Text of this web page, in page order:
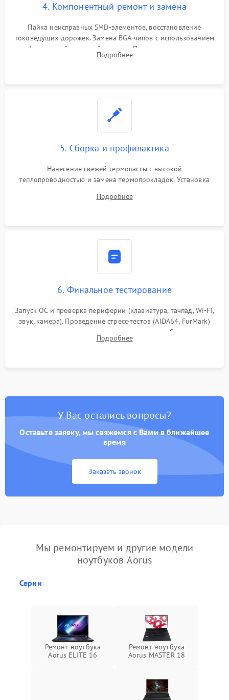
4. Компонентный ремонт и замена
Пайка неисправных SMD-элементов, восстановление
токоведущих дорожек. Замена BGA-чипов с использованием
инфракрасной паяльной станции. Прошивка микросхемы
BIOS или замена поврежденных портов USB
Подробнее
5. Сборка и профилактика
Нанесение свежей термопасты с высокой
теплопроводностью и замена термопрокладок. Установка
шлейфов, модулей памяти и накопителей. Предварительная
Подробнее
6. Финальное тестирование
Запуск ОС и проверка периферии (клавиатура, тачпад, Wi-Fi,
звук, камера). Проведение стресс-тестов (AIDA64, FurMark)
для контроля температурного режима и стабильности
системы под пиковой нагрузкой.
Подробнее
У Вас остались вопросы?
Оставьте заявку, мы свяжемся с Вами в ближайшее
время
Заказать звонок
Мы ремонтируем и другие модели
ноутбуков Aorus
Серии
Ремонт ноутбука
Aorus ELITE 16
Ремонт ноутбука
Aorus MASTER 18